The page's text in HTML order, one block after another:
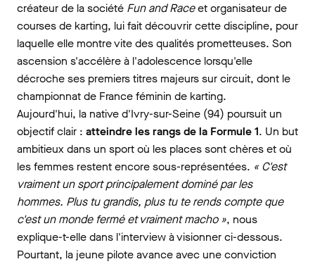
créateur de la société Fun and Raceet organisateur de
courses de karting, lui fait découvrir cette discipline, pour
laquelle elle montre vite des qualités prometteuses. Son
ascension s'accélère à l'adolescence lorsqu'elle
décroche ses premiers titres majeurs sur circuit, dont le
championnat de France féminin de karting.
Aujourd'hui, la native d'Ivry-sur-Seine (94) poursuit un
objectif clair : atteindre les rangs de la Formule 1. Un but
ambitieux dans un sport où les places sont chères et où
les femmes restent encore sous-représentées. « C'est
vraiment un sport principalement dominé par les
hommes. Plus tu grandis, plus tu te rends compte que
c'est un monde fermé et vraiment macho », nous
explique-t-elle dans l'interview à visionner ci-dessous.
Pourtant, la jeune pilote avance avec une conviction